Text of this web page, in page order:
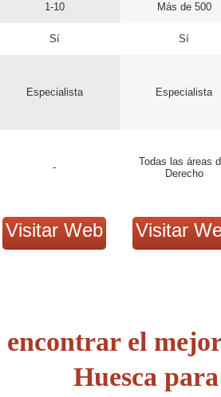
1-10
Sí
Especialista
-
Visitar Web
Más de 500
Sí
Especialista
Todas las áreas
Derecho
Visitar
el
Huesca